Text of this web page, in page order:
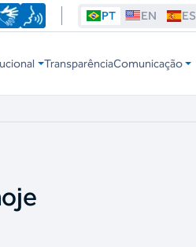
PT EN ES
TransparênciaComunicação